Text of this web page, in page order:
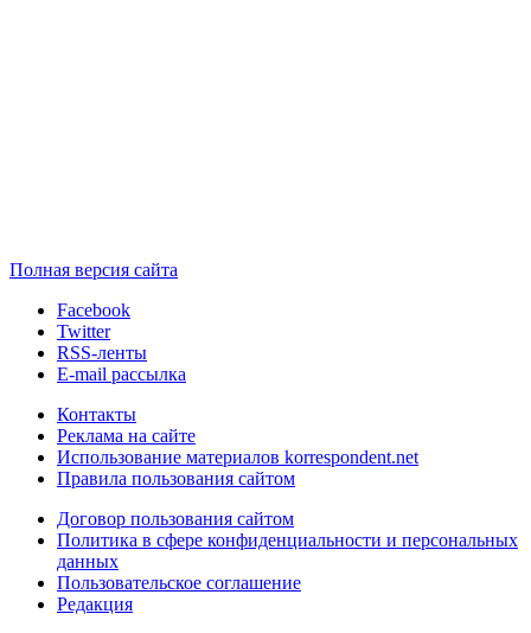
Полная версия сайта
Facebook
Twitter
RSS-ленты
E-mail рассылка
Контакты
Реклама на сайте
Использование материалов korrespondent.net
Правила пользования сайтом
Договор пользования сайтом
Политика в сфере конфиденциальности и персональных
данных
Пользовательское соглашение
Редакция